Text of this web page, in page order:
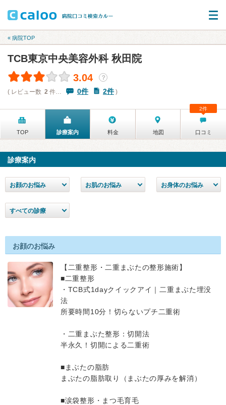
« 病院TOP
TCB東京中央美容外科 秋田院
3.04
？
( レビュー数 2 件… 0件 2件)
TOP 診療案内 料金 地図 口コミ
2件
診療案内
お顔のお悩み お肌のお悩み お身体のお悩み
すべての診療
お顔のお悩み
【二重整形・二重まぶたの整形施術】
■二重整形
・TCB式1dayクイックアイ｜二重まぶた埋没
法
所要時間10分！切らないプチ二重術
・二重まぶた整形：切開法
半永久！切開による二重術
■まぶたの脂肪
まぶたの脂肪取り（まぶたの厚みを解消）
■涙袋整形・まつ毛育毛